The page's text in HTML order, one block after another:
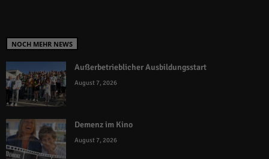
NOCH MEHR NEWS
Außerbetrieblicher Ausbildungsstart
August 7, 2026
Demenz im Kino
August 7, 2026